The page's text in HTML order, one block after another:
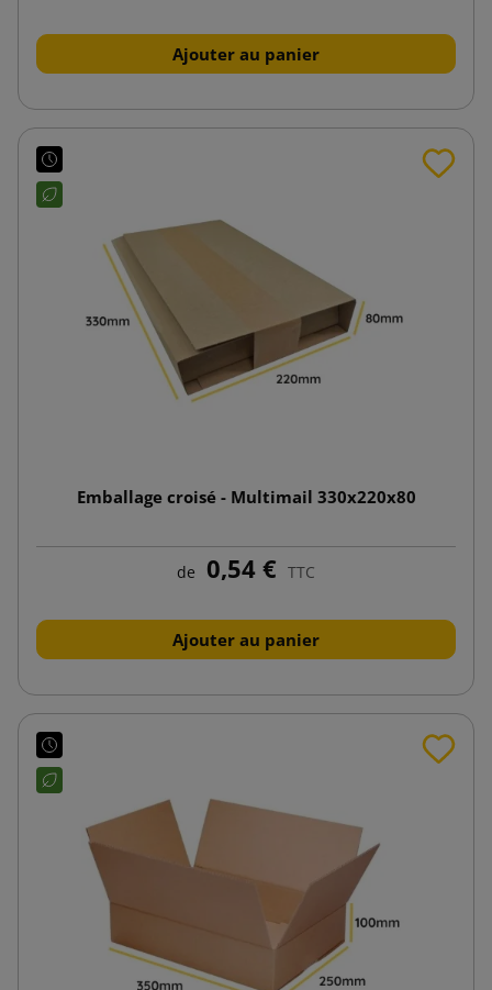
Ajouter au panier
Emballage croisé - Multimail 330x220x80
de 0,54 € TTC
Ajouter au panier